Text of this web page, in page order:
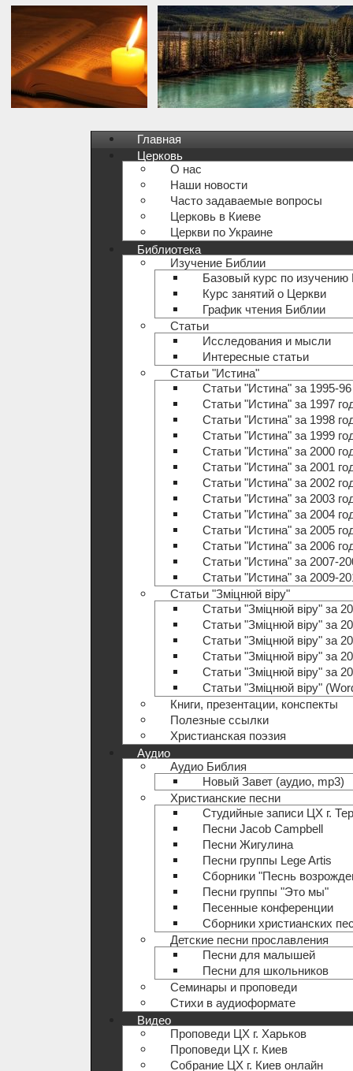
Главная
Церковь
О нас
Наши новости
Часто задаваемые вопросы
Церковь в Киеве
Церкви по Украине
Библиотека
Изучение Библии
Базовый курс по изучению
Курс занятий о Церкви
График чтения Библии
Статьи
Исследования и мысли
Интересные статьи
Статьи "Истина"
Статьи "Истина" за 1995-
Статьи "Истина" за 1997
Статьи "Истина" за 1998
Статьи "Истина" за 1999
Статьи "Истина" за 2000
Статьи "Истина" за 2001
Статьи "Истина" за 2002
Статьи "Истина" за 2003
Статьи "Истина" за 2004
Статьи "Истина" за 2005
Статьи "Истина" за 2006
Статьи "Истина" за 2007-
Статьи "Истина" за 2009-
Статьи "Зміцнюй віру"
Статьи "Зміцнюй віру" за
Статьи "Зміцнюй віру" за
Статьи "Зміцнюй віру" за
Статьи "Зміцнюй віру" за
Статьи "Зміцнюй віру" за
Статьи "Зміцнюй віру"
Книги, презентации, конспекты
Полезные ccылки
Христианская поэзия
Аудио
Аудио Библия
Новый Завет (аудио, mp3)
Христианские песни
Студийные записи ЦХ г.
Песни Jacob Campbell
Песни Жигулина
Песни группы Lege Artis
Сборники "Песнь
Песни группы "Это мы"
Песенные конференции
Сборники христианских
Детские песни прославления
Песни для малышей
Песни для школьников
Семинары и проповеди
Стихи в аудиоформате
Видео
Проповеди ЦХ г. Харьков
Проповеди ЦХ г. Киев
Собрание ЦХ г. Киев онлайн